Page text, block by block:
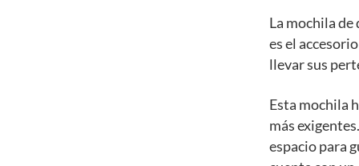
La mochila
es el
llevar sus
Esta mochila
más
espacio para